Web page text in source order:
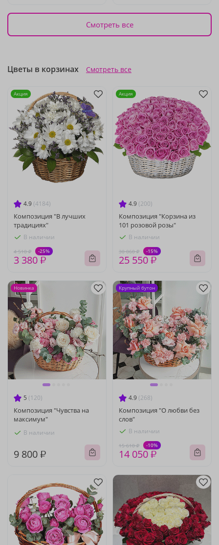
Смотреть все
Цветы в корзинах Смотреть все
4.9 (4184)
Композиция "В лучших
традициях"
В наличии
4 510 ₽ -25%
3 380 ₽
Акция
4.9 (200)
Композиция "Корзина из
101 розовой розы"
В наличии
30 060 ₽ -15%
25 550 ₽
Акция
5 (120)
Композиция "Чувства на
максимум"
В наличии
9 800 ₽
Новинка
4.9 (268)
Композиция "О любви без
слов"
В наличии
15 610 ₽ -10%
14 050 ₽
Крупный бутон